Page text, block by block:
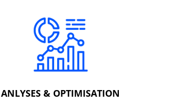
ANLYSES & OPTIMISATION